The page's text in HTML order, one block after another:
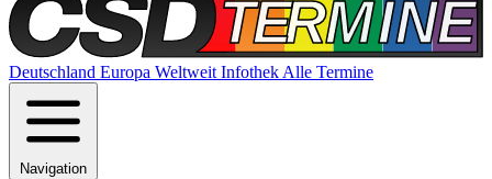
Deutschland Europa Weltweit Infothek Alle Termine
Navigation